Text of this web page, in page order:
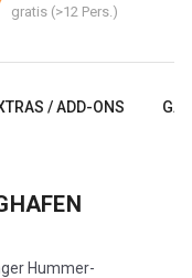
gratis (>12 Pers.)
/ ADD-ONS
Hummer-